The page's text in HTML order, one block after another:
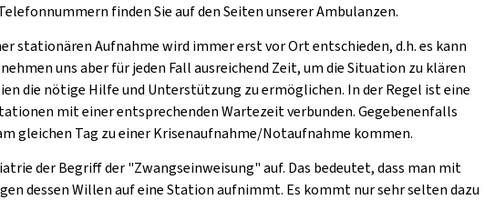
finden Sie auf den Seiten unserer Ambulanzen.
stationären Aufnahme wird immer erst vor Ort entschieden, d.h. es kann
uns aber für jeden Fall ausreichend Zeit, um die Situation zu klären
die nötige Hilfe und Unterstützung zu ermöglichen. In der Regel ist eine
mit einer entsprechenden Wartezeit verbunden. Gegebenenfalls
gleichen Tag zu einer Krisenaufnahme/Notaufnahme kommen.
der Begriff der "Zwangseinweisung" auf. Das bedeutet, dass man mit
dessen Willen auf eine Station aufnimmt. Es kommt nur sehr selten dazu